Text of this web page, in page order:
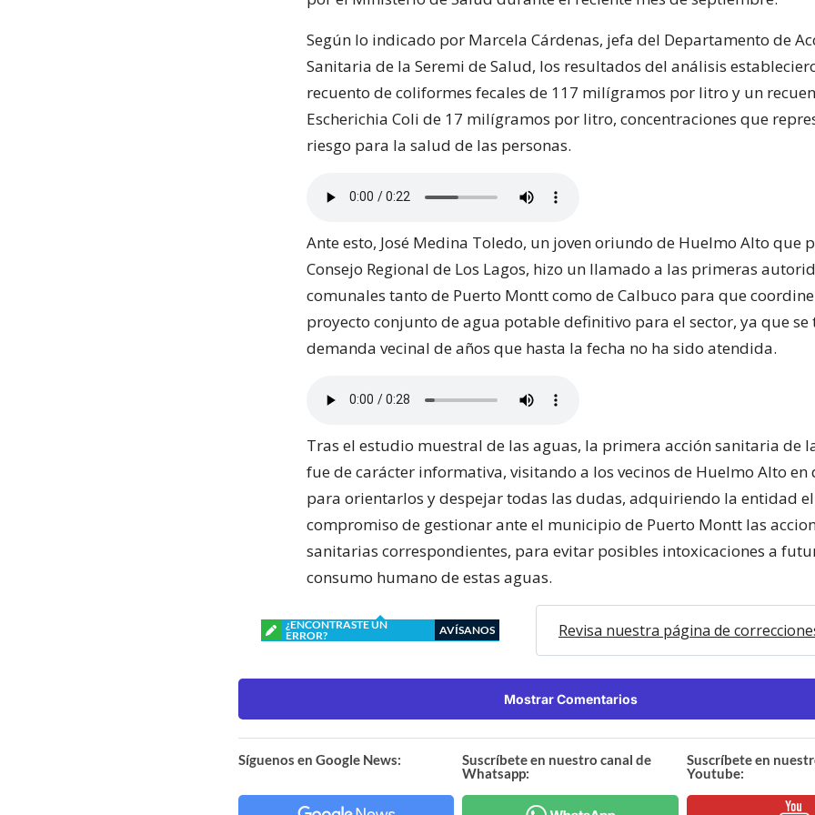
Según lo indicado por Marcela Cárdenas, jefa del Departamento de
Sanitaria de la Seremi de Salud, los resultados del análisis
recuento de coliformes fecales de 117 milígramos por litro y un
Escherichia Coli de 17 milígramos por litro, concentraciones que
riesgo para la salud de las personas.
Ante esto, José Medina Toledo, un joven oriundo de Huelmo Alto que
Consejo Regional de Los Lagos, hizo un llamado a las primeras
comunales tanto de Puerto Montt como de Calbuco para que
proyecto conjunto de agua potable definitivo para el sector, ya que
demanda vecinal de años que hasta la fecha no ha sido atendida.
Tras el estudio muestral de las aguas, la primera acción sanitaria de
fue de carácter informativa, visitando a los vecinos de Huelmo Alto en
para orientarlos y despejar todas las dudas, adquiriendo la entidad el
compromiso de gestionar ante el municipio de Puerto Montt las
sanitarias correspondientes, para evitar posibles intoxicaciones a
consumo humano de estas aguas.
¿ENCONTRASTE UN
ERROR?
AVÍSANOS Revisa nuestra página de
Mostrar Comentarios
Síguenos en Google News:
Suscríbete en nuestro canal de
Whatsapp:
Suscríbete en
Youtube: